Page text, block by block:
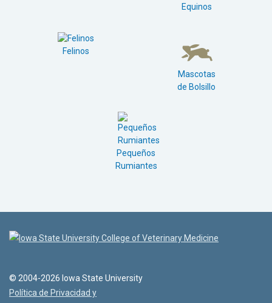
Equinos
Felinos
Mascotas
de Bolsillo
Pequeños
Rumiantes
© 2004-2026 Iowa State University
Política de Privacidad y